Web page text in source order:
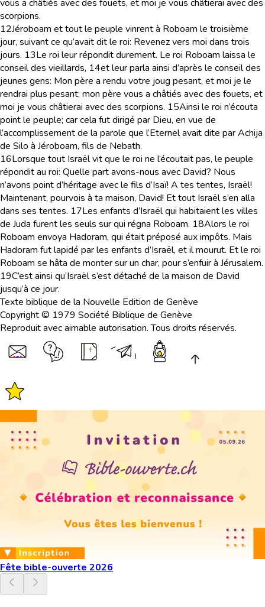
vous a châtiés avec des fouets, et moi je vous châtierai avec des
scorpions.
12Jéroboam et tout le peuple vinrent à Roboam le troisième
jour, suivant ce qu’avait dit le roi: Revenez vers moi dans trois
jours. 13Le roi leur répondit durement. Le roi Roboam laissa le
conseil des vieillards, 14et leur parla ainsi d’après le conseil des
jeunes gens: Mon père a rendu votre joug pesant, et moi je le
rendrai plus pesant; mon père vous a châtiés avec des fouets, et
moi je vous châtierai avec des scorpions. 15Ainsi le roi n’écouta
point le peuple; car cela fut dirigé par Dieu, en vue de
l’accomplissement de la parole que l’Eternel avait dite par Achija
de Silo à Jéroboam, fils de Nebath.
16Lorsque tout Israël vit que le roi ne l’écoutait pas, le peuple
répondit au roi: Quelle part avons-nous avec David? Nous
n’avons point d’héritage avec le fils d’Isaï! A tes tentes, Israël!
Maintenant, pourvois à ta maison, David! Et tout Israël s’en alla
dans ses tentes. 17Les enfants d’Israël qui habitaient les villes
de Juda furent les seuls sur qui régna Roboam. 18Alors le roi
Roboam envoya Hadoram, qui était préposé aux impôts. Mais
Hadoram fut lapidé par les enfants d’Israël, et il mourut. Et le roi
Roboam se hâta de monter sur un char, pour s’enfuir à Jérusalem.
19C’est ainsi qu’Israël s’est détaché de la maison de David
jusqu’à ce jour.
Texte biblique de la Nouvelle Edition de Genève
Copyright © 1979 Société Biblique de Genève
Reproduit avec aimable autorisation. Tous droits réservés.
Fête bible-ouverte 2026